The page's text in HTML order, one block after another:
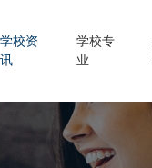
学校资
讯
学校专
业